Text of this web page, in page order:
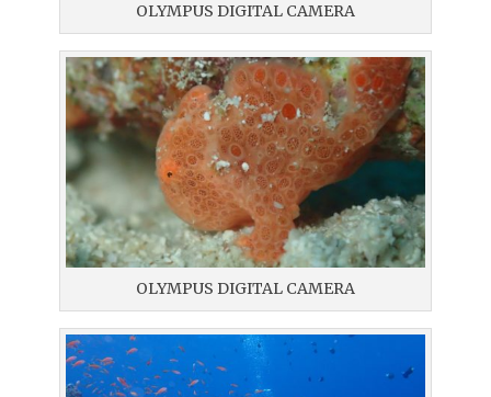
OLYMPUS DIGITAL CAMERA
OLYMPUS DIGITAL CAMERA